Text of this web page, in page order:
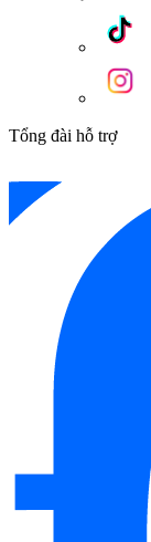
Tổng đài hỗ trợ